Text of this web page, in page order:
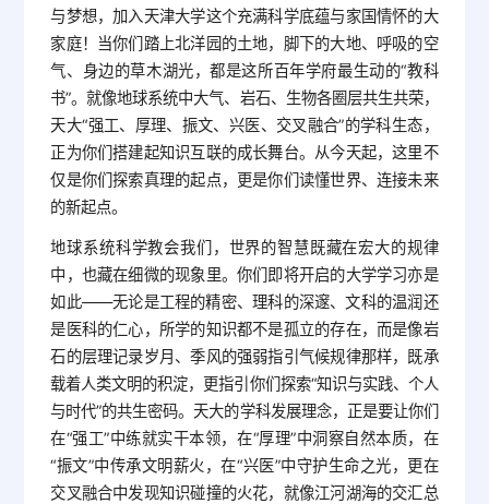
与梦想，加入天津大学这个充满科学底蕴与家国情怀的大
家庭！当你们踏上北洋园的土地，脚下的大地、呼吸的空
气、身边的草木湖光，都是这所百年学府最生动的“教科
书”。就像地球系统中大气、岩石、生物各圈层共生共荣，
天大“强工、厚理、振文、兴医、交叉融合”的学科生态，
正为你们搭建起知识互联的成长舞台。从今天起，这里不
仅是你们探索真理的起点，更是你们读懂世界、连接未来
的新起点。
地球系统科学教会我们，世界的智慧既藏在宏大的规律
中，也藏在细微的现象里。你们即将开启的大学学习亦是
如此——无论是工程的精密、理科的深邃、文科的温润还
是医科的仁心，所学的知识都不是孤立的存在，而是像岩
石的层理记录岁月、季风的强弱指引气候规律那样，既承
载着人类文明的积淀，更指引你们探索“知识与实践、个人
与时代”的共生密码。天大的学科发展理念，正是要让你们
在“强工”中练就实干本领，在“厚理”中洞察自然本质，在
“振文”中传承文明薪火，在“兴医”中守护生命之光，更在
交叉融合中发现知识碰撞的火花，就像江河湖海的交汇总